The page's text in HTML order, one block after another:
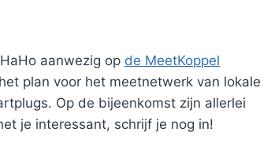
aanwezig op de MeetKoppel
plan voor het meetnetwerk van lokale
Op de bijeenkomst zijn allerlei
je interessant, schrijf je nog in!